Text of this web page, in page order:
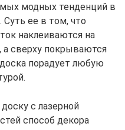
модных тенденций в
Суть ее в том, что
наклеиваются на
а сверху покрываются
порадует любую
с лазерной
способ декора